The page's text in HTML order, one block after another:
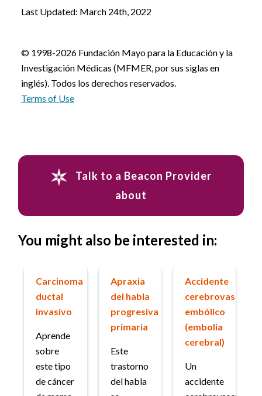
Last Updated: March 24th, 2022
© 1998-2026 Fundación Mayo para la Educación y la
Investigación Médicas (MFMER, por sus siglas en
inglés). Todos los derechos reservados.
Terms of Use
Talk to a Beacon Provider
about
You might also be interested in:
Carcinoma
ductal
invasivo
Aprende
sobre
este tipo
de cáncer
Apraxia
del habla
progresiva
primaria
Este
trastorno
del habla
Accidente
cerebrovascular
embólico
(embolia
cerebral)
Un
accidente